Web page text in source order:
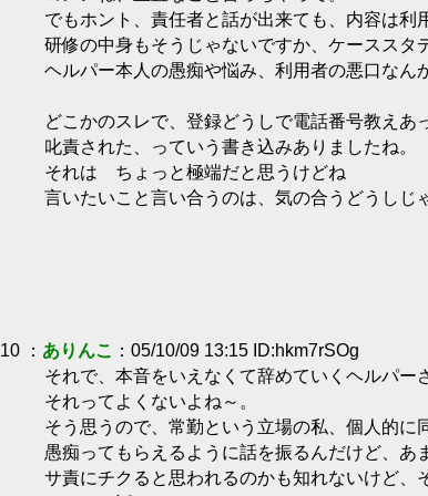
でもホント、責任者と話が出来ても、内容は利
研修の中身もそうじゃないですか、ケーススタ
ヘルパー本人の愚痴や悩み、利用者の悪口なん
どこかのスレで、登録どうしで電話番号教えあ
叱責された、っていう書き込みありましたね。
それは ちょっと極端だと思うけどね
言いたいこと言い合うのは、気の合うどうしじ
10 ： ありんこ
：05/10/09 13:15 ID:hkm7rSOg
それで、本音をいえなくて辞めていくヘルパー
それってよくないよね～。
そう思うので、常勤という立場の私、個人的
愚痴ってもらえるように話を振るんだけど、あ
サ責にチクると思われるのかも知れないけど、